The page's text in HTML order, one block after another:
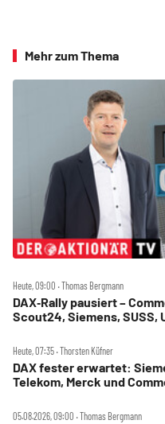
Mehr zum Thema
Heute, 09:00 ‧ Thomas Bergmann
DAX‑Rally pausiert –
Scout24, Siemens, SUSS,
Heute, 07:35 ‧ Thorsten Küfner
DAX fester erwartet:
Telekom, Merck und
05.08.2026, 09:00 ‧ Thomas Bergmann